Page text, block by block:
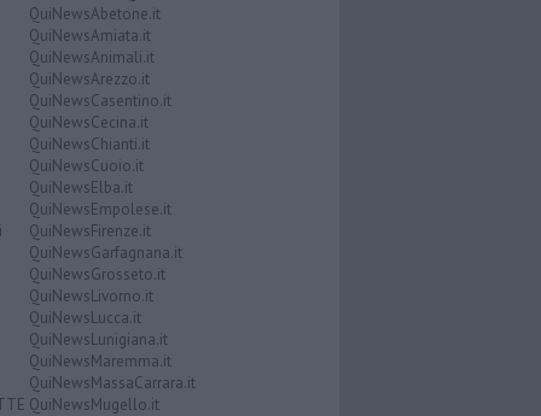
QuiNewsAbetone.it
QuiNewsAmiata.it
QuiNewsAnimali.it
QuiNewsArezzo.it
QuiNewsCasentino.it
QuiNewsCecina.it
QuiNewsChianti.it
QuiNewsCuoio.it
QuiNewsElba.it
QuiNewsEmpolese.it
QuiNewsFirenze.it
QuiNewsGarfagnana.it
QuiNewsGrosseto.it
QuiNewsLivorno.it
QuiNewsLucca.it
QuiNewsLunigiana.it
QuiNewsMaremma.it
QuiNewsMassaCarrara.it
QuiNewsMugello.it